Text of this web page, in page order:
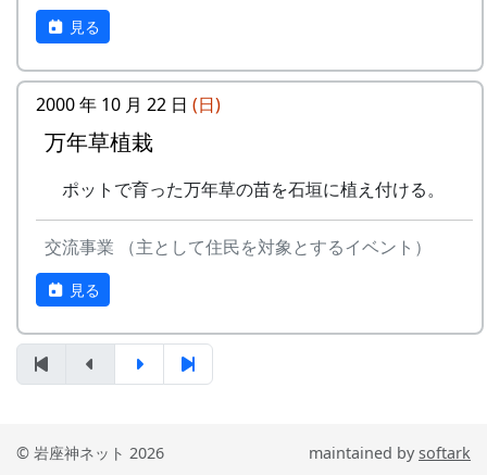
講師の「石積み学校」金子さんから、石積み技術
の勘所を説明してもらいます。ずばり、要点は3
つ。
積み石の荷重を後ろにかける
積み石の後ろに「ぐり」石をしっかり詰める
細かいことは色々あるけれど、それは実際にやり
ながら説明しましょう、ということで、さっそく
作業開始。
建築 : OKK / 大西貴之建築計画事務所
参加について
参加費 : 無料
参加を希望する方は、主催者の村田氏までご
連絡下さい
メール・アドレス :
石積み学校 in 岩座神 (PDF)
見る
2000 年 10 月 22 日 (日)
万年草植栽
ポットで育った万年草の苗を石垣に植え付ける。
交流事業 （主として住民を対象とするイベント）
見る
© 岩座神ネット 2026 maintained bysoftark